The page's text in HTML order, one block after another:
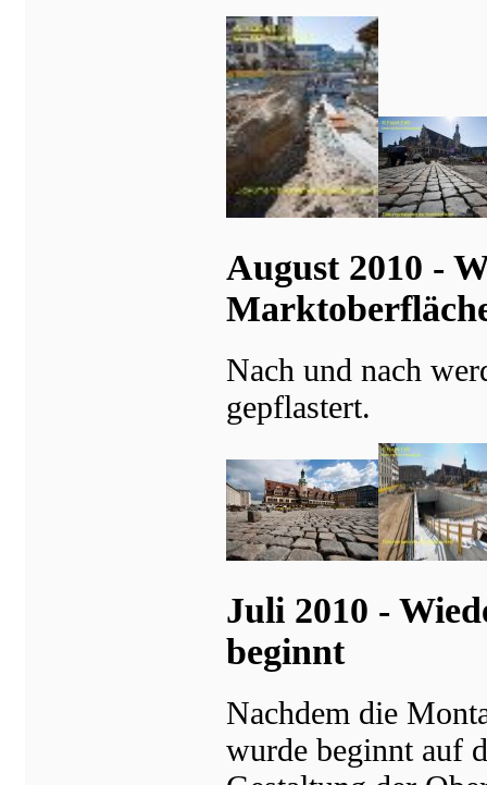
August 2010 -
Nach und nach
gepflastert.
Juli 2010 -
beginnt
Nachdem die
wurde beginnt auf